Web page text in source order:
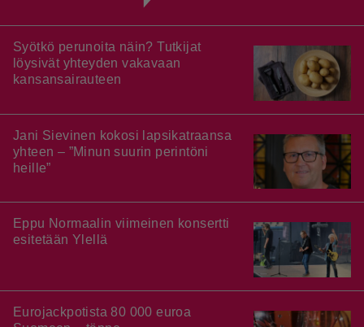
Syötkö perunoita näin? Tutkijat
löysivät yhteyden vakavaan
kansansairauteen
Jani Sievinen kokosi lapsikatraansa
yhteen – ”Minun suurin perintöni
heille”
Eppu Normaalin viimeinen konsertti
esitetään Ylellä
Eurojackpotista 80 000 euroa